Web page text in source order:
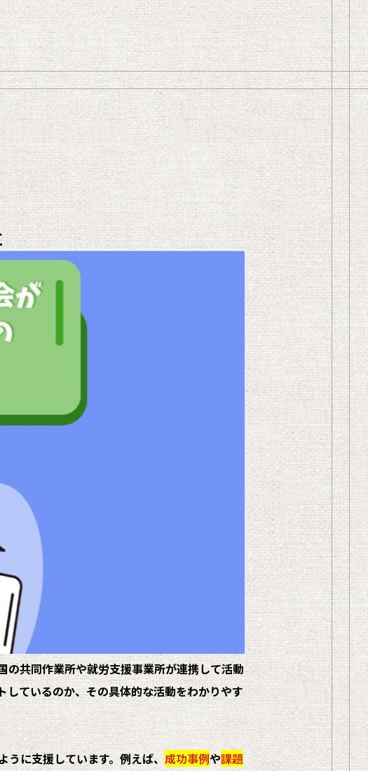
の共同作業所や就労支援事業所が連携して活動
ているのか、その具体的な活動をわかりやす
に支援しています。例えば、 成功事例や課題